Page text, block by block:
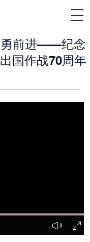
勇前进——纪念
国作战70周年